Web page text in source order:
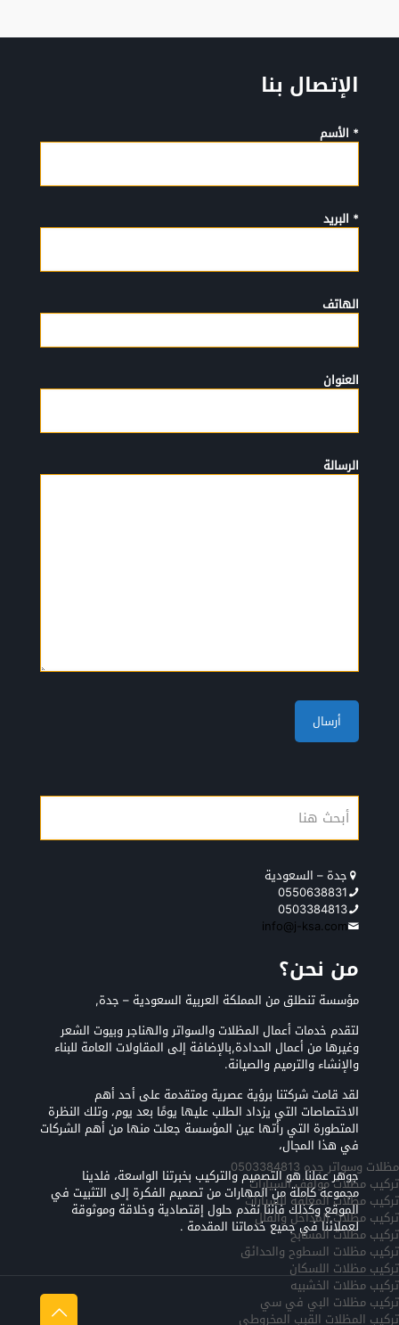
الإتصال بنا
* الأسم
* البريد
الهاتف
العنوان
الرسالة
جدة – السعودية
0550638831
0503384813
info@j-ksa.com
من نحن؟
مؤسسة تنطلق من المملكة العربية السعودية – جدة,
لتقدم خدمات أعمال المظلات والسواتر والهناجر وبيوت الشعر
وغيرها من أعمال الحدادة,بالإضافة إلى المقاولات العامة للبناء
والإنشاء والترميم والصيانة.
لقد قامت شركتنا برؤية عصرية ومتقدمة على أحد أهم
الاختصاصات التي يزداد الطلب عليها يومًا بعد يوم، وتلك النظرة
المتطورة التي رأتها عين المؤسسة جعلت منها من أهم الشركات
في هذا المجال،
جوهر عملنا هو التصميم والتركيب بخبرتنا الواسعة، فلدينا
مجموعة كاملة من المهارات من تصميم الفكرة إلى التثبيت في
الموقع وكذلك فأننا نقدم حلول إقتصادية وخلاقة وموثوقة
لعملائنا في جميع خدماتنا المقدمة .
مظلات وسواتر جده 0503384813
تركيب مظلات مواقف السيارات
تركيب مظلات المعلقه للسيارات
تركيب مظلات المداخل والفلل
تركيب مظلات المسابح
تركيب مظلات السطوح والحدائق
تركيب مظلات اللسكان
تركيب مظلات الخشبيه
تركيب مظلات البي في سي
تركيب المظلات القبب المخروطي